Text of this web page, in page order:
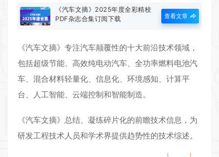
《汽车文摘》2025年度全彩精校
PDF杂志合集订阅下载
查看文章
《汽车文摘》专注汽车颠覆性的十大前沿技术领域，
包括超级节能、高效纯电动汽车、全功率燃料电池汽
车、混合材料轻量化、信息化、环境感知、计算平
台、人工智能、云端控制和智能制造。
《汽车文摘》总结、凝练碎片化的前瞻技术信息，为
研发工程技术人员和学术界提供趋势性的技术综述。